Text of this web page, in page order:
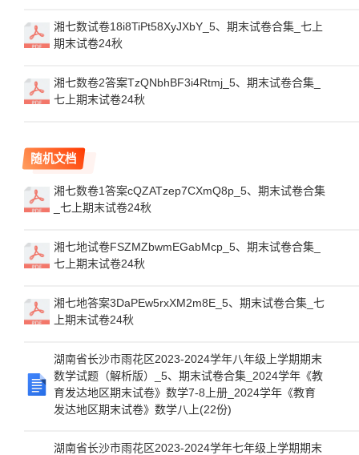
湘七数试卷18i8TiPt58XyJXbY_5、期末试卷合集_七上
期末试卷24秋
湘七数卷2答案TzQNbhBF3i4Rtmj_5、期末试卷合集_
七上期末试卷24秋
随机文档
湘七数卷1答案cQZATzep7CXmQ8p_5、期末试卷合集
_七上期末试卷24秋
湘七地试卷FSZMZbwmEGabMcp_5、期末试卷合集_
七上期末试卷24秋
湘七地答案3DaPEw5rxXM2m8E_5、期末试卷合集_七
上期末试卷24秋
湖南省长沙市雨花区2023-2024学年八年级上学期期末
数学试题（解析版）_5、期末试卷合集_2024学年《教
育发达地区期末试卷》数学7-8上册_2024学年《教育
发达地区期末试卷》数学八上(22份)
湖南省长沙市雨花区2023-2024学年七年级上学期期末